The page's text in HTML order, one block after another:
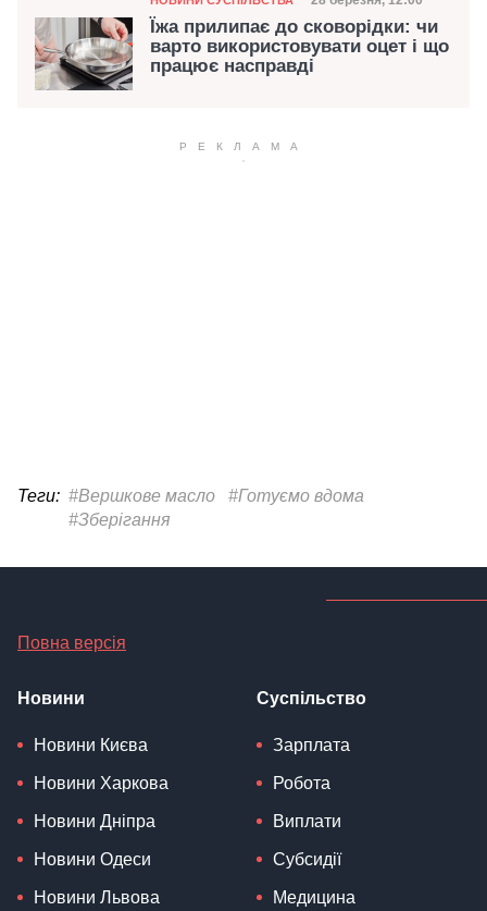
Їжа прилипає до сковорідки: чи
варто використовувати оцет і що
працює насправді
Теги: #Вершкове масло
#Готуємо вдома
#Зберігання
Повна версія
Новини
Новини Києва
Новини Харкова
Новини Дніпра
Новини Одеси
Новини Львова
Суспільство
Зарплата
Робота
Виплати
Субсидії
Медицина